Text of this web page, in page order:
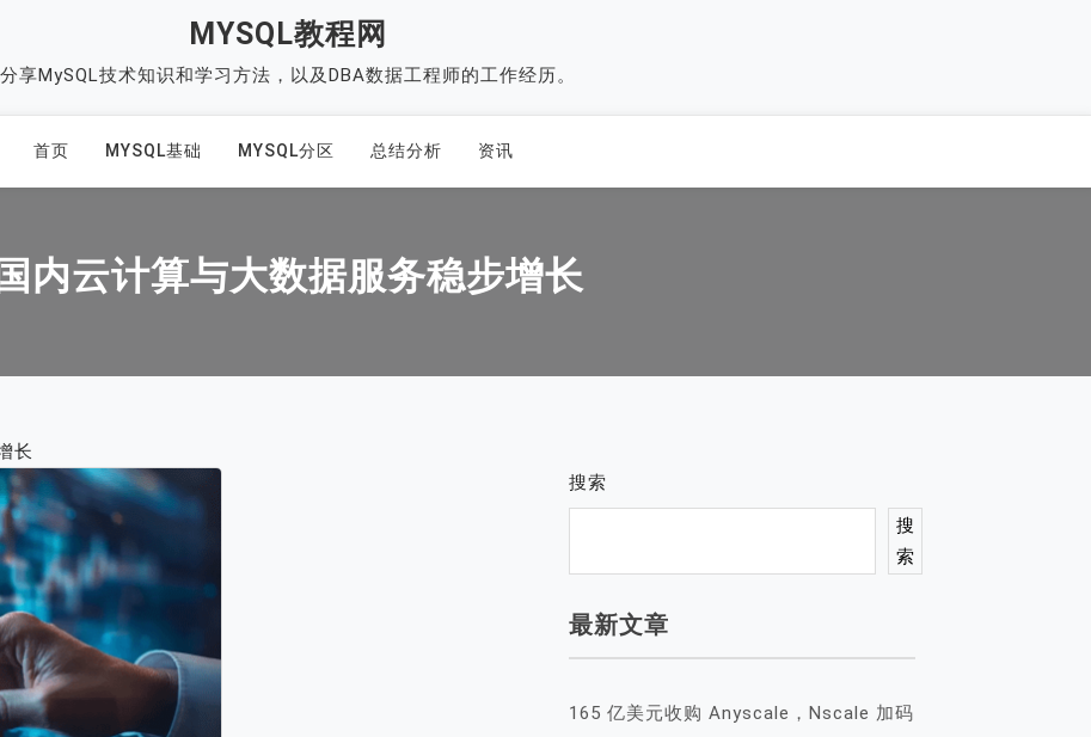
MYSQL教程网
分享MySQL技术知识和学习方法，以及DBA数据工程师的工作经历。
首页 MYSQL基础 MYSQL分区 总结分析 资讯
国内云计算与大数据服务稳步增长
长
搜索
搜
索
最新文章
165 亿美元收购 Anyscale，Nscale 加码